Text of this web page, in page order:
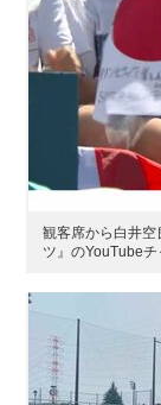
観客席から白井
ツ』のYouTubeチ